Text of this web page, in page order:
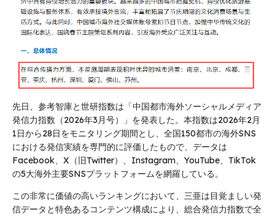
先日、参考智庫と世研指数は「中国都市海外ソーシャルメディア
発信力指数（2026年3月号）」を発表した。本指数は2026年2月
1日から28日をモニタリング期間とし、全国150都市の海外SNS
における発信実績を専門的に評価したもので、データは
Facebook、X（旧Twitter）、Instagram、YouTube、TikTok
の5大海外主要SNSプラットフォームを網羅している。
この非常に価値の高いランキングにおいて、三亜は目覚ましい発
信データと特色あるコンテンツ構成により、総合発信力指数で全